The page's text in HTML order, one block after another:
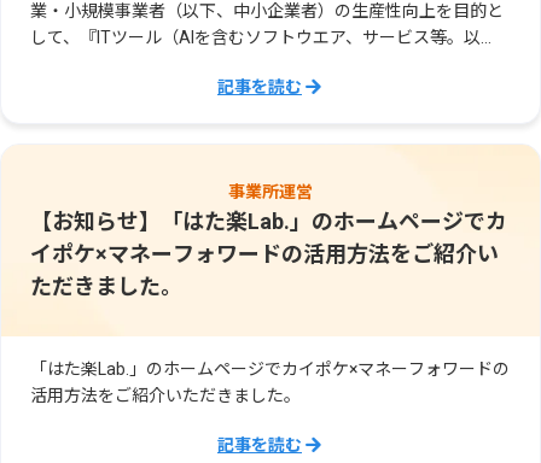
業・小規模事業者（以下、中小企業者）の生産性向上を目的と
して、『ITツール（AIを含むソフトウエア、サービス等。以
記事を読む
事業所運営
【お知らせ】「はた楽Lab.」のホームページでカ
イポケ×マネーフォワードの活用方法をご紹介い
ただきました。
「はた楽Lab.」のホームページでカイポケ×マネーフォワードの
活用方法をご紹介いただきました。
記事を読む